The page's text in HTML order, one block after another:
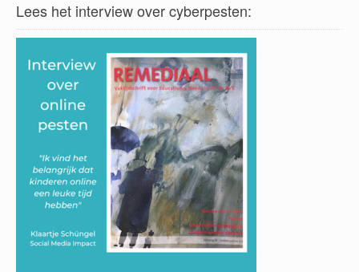
Lees het interview over cyberpesten: